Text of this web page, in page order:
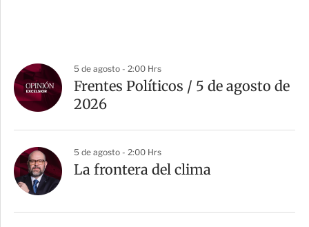
5 de agosto - 2:00 Hrs
Frentes Políticos / 5 de agosto de
2026
5 de agosto - 2:00 Hrs
La frontera del clima